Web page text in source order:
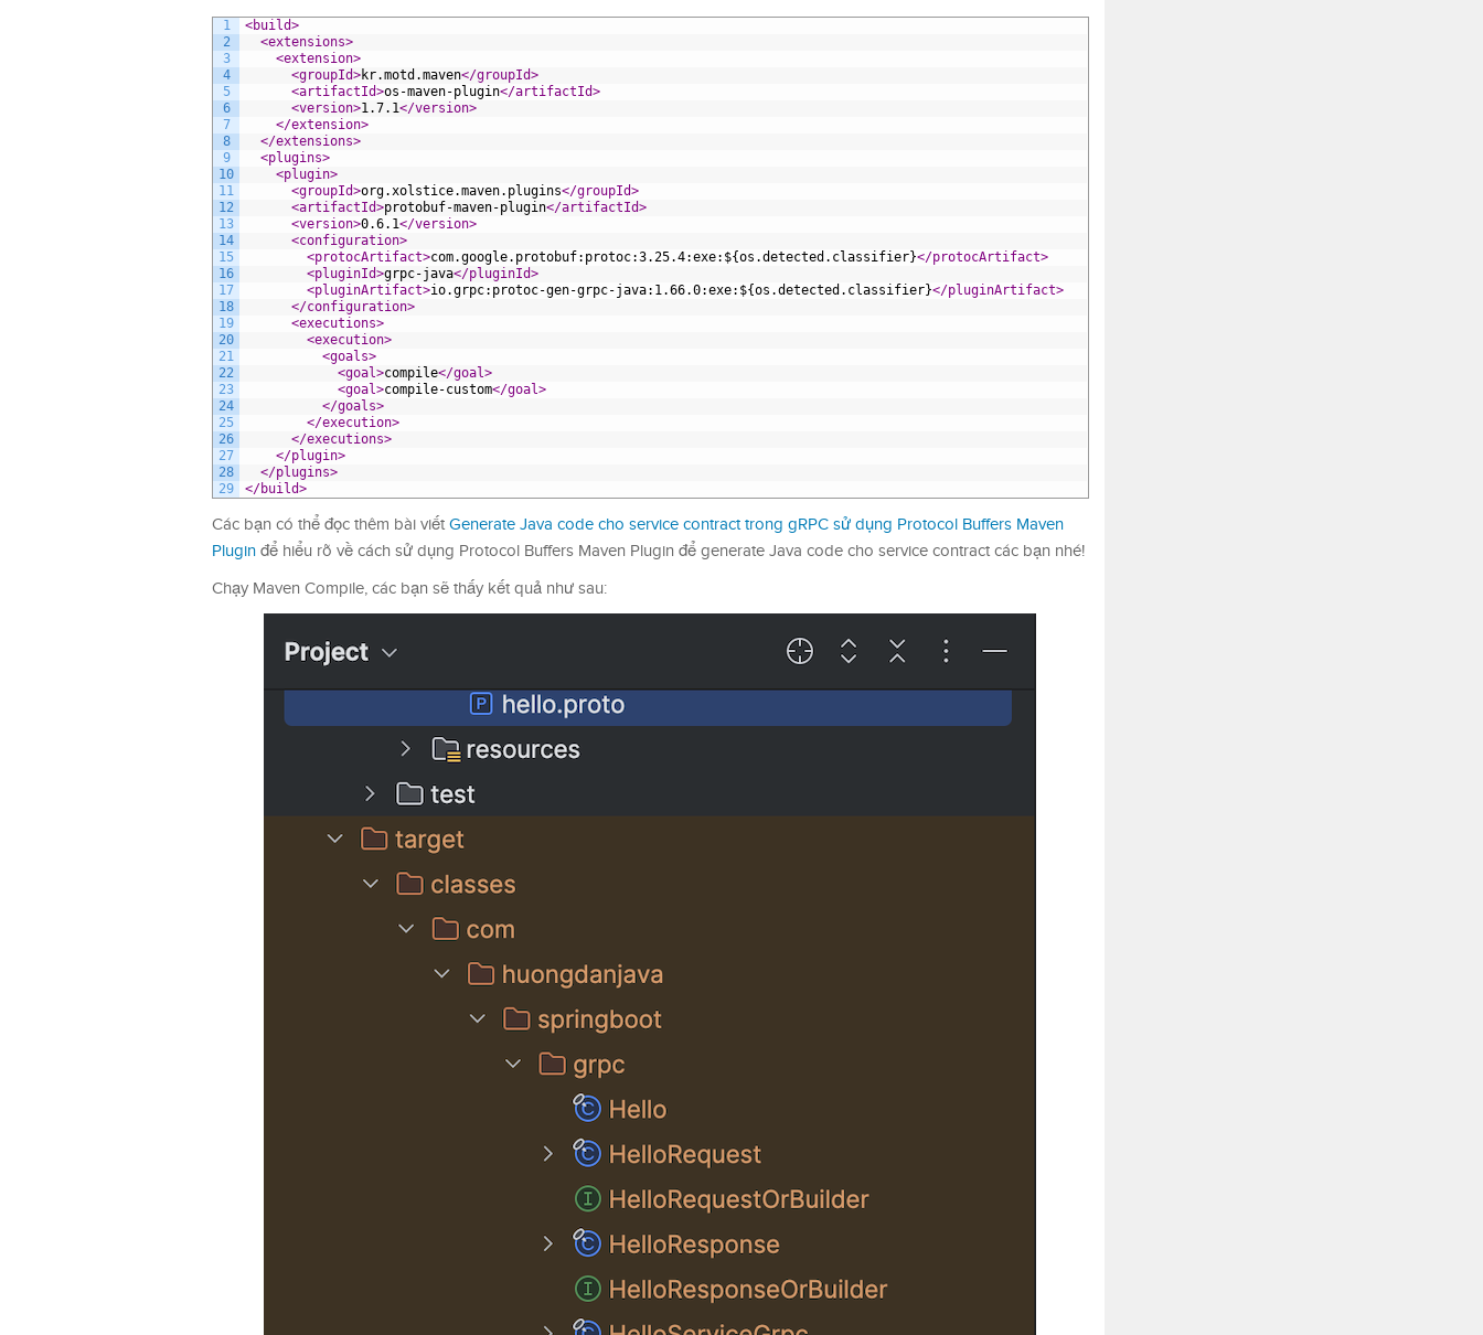
1
2
3
4
5
6
7
8
9
10
11
12
13
14
15
16
17
18
19
20
21
22
23
24
25
26
27
28
29
<build>
<extensions>
<extension>
<groupId>kr.motd.maven</groupId>
<artifactId>os-maven-plugin</artifactId>
<version>1.7.1</version>
</extension>
</extensions>
<plugins>
<plugin>
<groupId>org.xolstice.maven.plugins</groupId>
<artifactId>protobuf-maven-plugin</artifactId>
<version>0.6.1</version>
<configuration>
<protocArtifact>com.google.protobuf:protoc:3.25.4:exe:${os.detected.classifier}</protocArtifact>
<pluginId>grpc-java</pluginId>
<pluginArtifact>io.grpc:protoc-gen-grpc-java:1.66.0:exe:${os.detected.classifier}</pluginArtifact>
</configuration>
<executions>
<execution>
<goals>
<goal>compile</goal>
<goal>compile-custom</goal>
</goals>
</execution>
</executions>
</plugin>
</plugins>
</build>
Các bạn có thể đọc thêm bài viết Generate Java code cho service contract trong gRPC sử dụng Protocol Buffers Maven
Plugin để hiểu rõ về cách sử dụng Protocol Buffers Maven Plugin để generate Java code cho service contract các bạn nhé!
Chạy Maven Compile, các bạn sẽ thấy kết quả như sau: